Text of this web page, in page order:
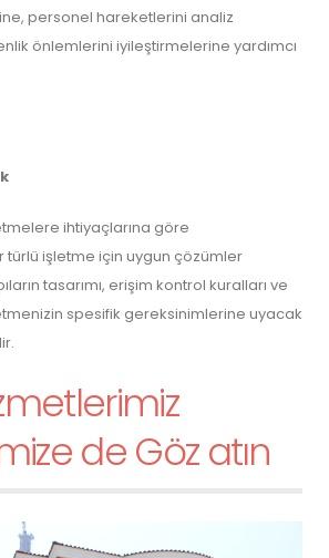
personel hareketlerini analiz
önlemlerini iyileştirmelerine yardımcı
ihtiyaçlarına göre
türlü işletme için uygun çözümler
tasarımı, erişim kontrol kuralları ve
spesifik gereksinimlerine uyacak
de Göz atın